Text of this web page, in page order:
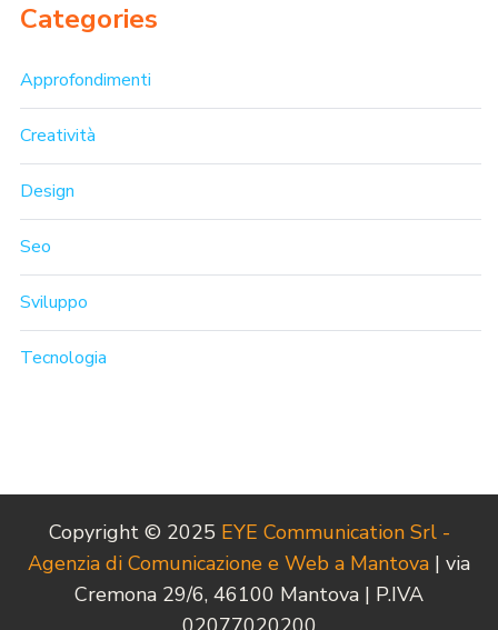
Categories
Approfondimenti
Creatività
Design
Seo
Sviluppo
Tecnologia
Copyright © 2025 EYE Communication Srl -
Agenzia di Comunicazione e Web a Mantova | via
Cremona 29/6, 46100 Mantova | P.IVA